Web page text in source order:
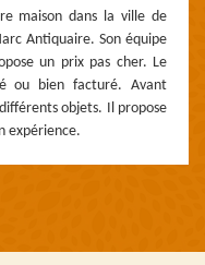
maison dans la ville de
Antiquaire. Son équipe
un prix pas cher. Le
ou bien facturé. Avant
objets. Il propose
expérience.